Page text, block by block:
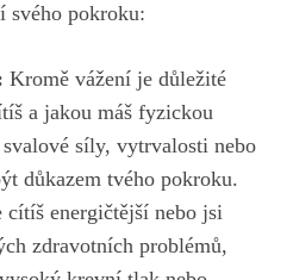
svého pokroku:
Kromě vážení je důležité
a jakou⁤ máš fyzickou
síly, vytrvalosti ‌nebo
důkazem tvého pokroku.
cítíš energičtější​ nebo⁤ jsi
zdravotních ⁣problémů,